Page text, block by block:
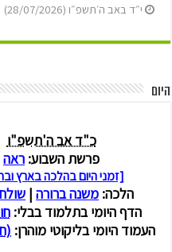
י״ד באב ה׳תשפ״ו (28/07/2026)
היום